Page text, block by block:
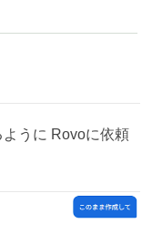
うに Rovoに依頼